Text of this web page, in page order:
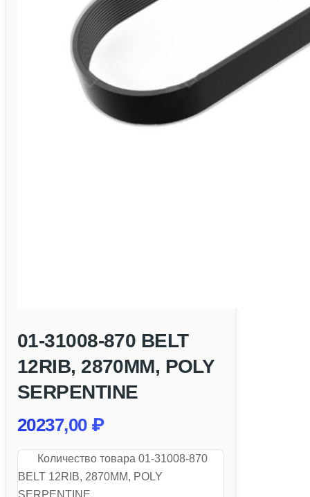
01-31008-870 BELT
12RIB, 2870MM, POLY
SERPENTINE
20237,00 ₽
Количество товара 01-31008-870
BELT 12RIB, 2870MM, POLY
SERPENTINE